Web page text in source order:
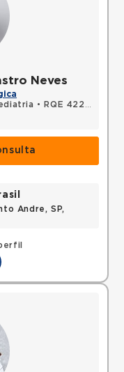
Neves
•
RQE 42206 - Cancerologia/cancerologia pediátrica
Andre, SP,